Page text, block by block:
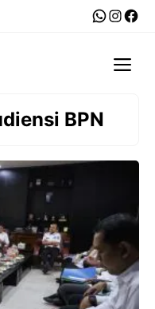
BPN